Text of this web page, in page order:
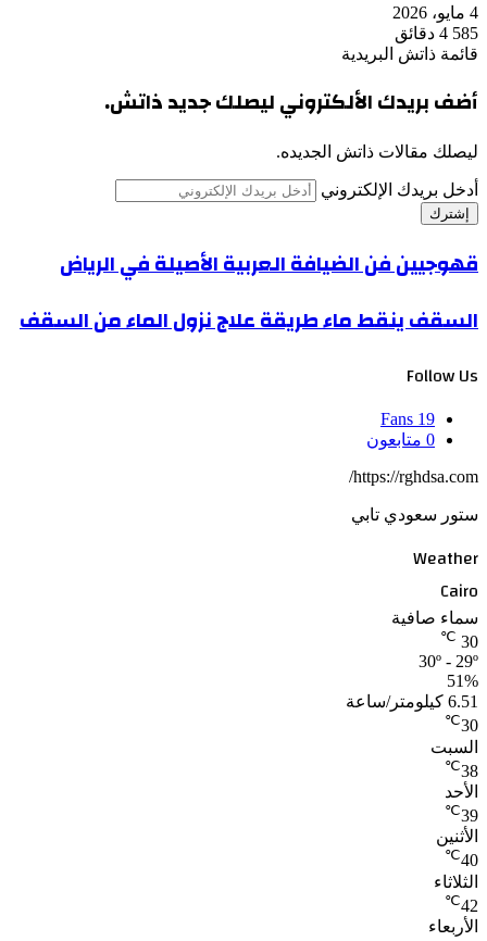
4 مايو، 2026
585 4 دقائق
قائمة ذاتش البريدية
أضف بريدك الألكتروني ليصلك جديد ذاتش.
ليصلك مقالات ذاتش الجديده.
أدخل بريدك الإلكتروني
قهوجيين فن الضيافة العربية الأصيلة في الرياض
السقف ينقط ماء طريقة علاج نزول الماء من السقف
Follow Us
19
Fans
0 متابعون
https://rghdsa.com/
ستور سعودي تابي
Weather
Cairo
سماء صافية
30
℃
30º - 29º
51%
6.51 كيلومتر/ساعة
30
℃
السبت
38
℃
الأحد
39
℃
الأثنين
40
℃
الثلاثاء
42
℃
الأربعاء